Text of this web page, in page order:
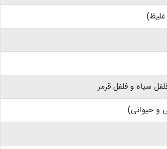
غلیظ)
سیاه و فلفل قرمز
و حیوانی)